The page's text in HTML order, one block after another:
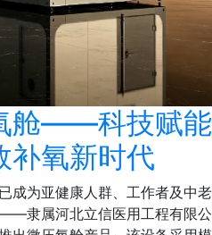
舱——科技赋能
补氧新时代
成为亚健康人群、工作者及中老
隶属河北立信医用工程有限公